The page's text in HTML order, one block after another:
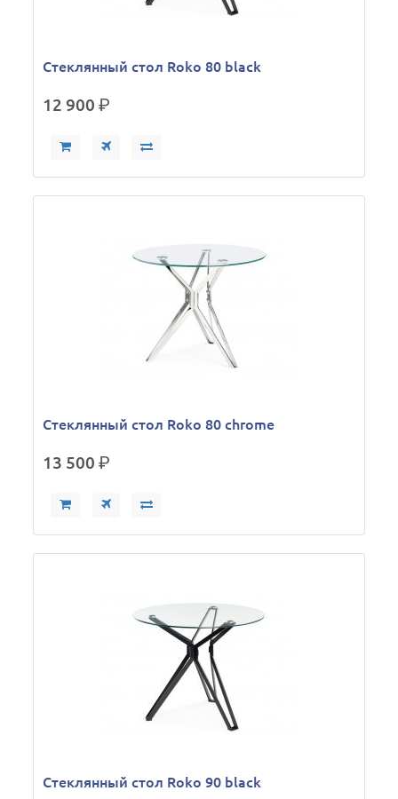
Стеклянный стол Roko 80 black
12 900р.
Стеклянный стол Roko 80 chrome
13 500р.
Стеклянный стол Roko 90 black